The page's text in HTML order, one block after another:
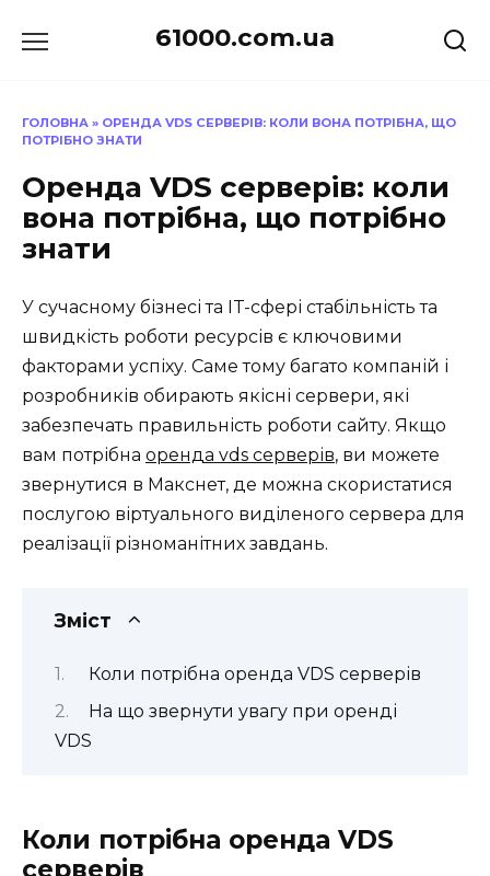
до
61000.com.ua
ГОЛОВНА » ОРЕНДА VDS СЕРВЕРІВ: КОЛИ ВОНА ПОТРІБНА, ЩО
ПОТРІБНО ЗНАТИ
Оренда VDS серверів: коли
вона потрібна, що потрібно
знати
У сучасному бізнесі та IT-сфері стабільність та
швидкість роботи ресурсів є ключовими
факторами успіху. Саме тому багато компаній і
розробників обирають якісні сервери, які
забезпечать правильність роботи сайту. Якщо
вам потрібна оренда vds серверів, ви можете
звернутися в Макснет, де можна скористатися
послугою віртуального виділеного сервера для
реалізації різноманітних завдань.
Зміст
Коли потрібна оренда VDS серверів
На що звернути увагу при оренді
VDS
Коли потрібна оренда VDS
серверів